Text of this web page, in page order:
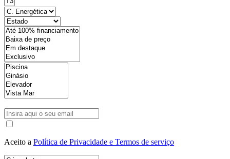
Aceito a Política de Privacidade e Termos de serviço